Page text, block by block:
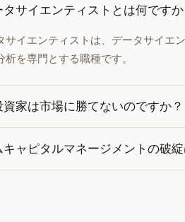
サイエンティストとは何ですか
サイエンティストは、データサイエ
を専門とする職種です。
家は市場に勝てないのですか？
キャピタルマネージメントの破